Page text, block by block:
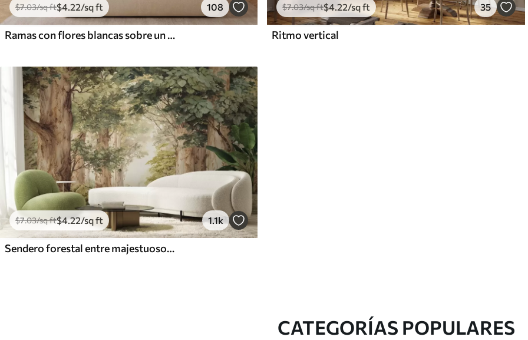
$7.03/sq ft$4 .22/sq ft 108
Ramas con flores blancas sobre un fondo beige suave.
$7.03/sq ft$4 .22/sq ft 35
Ritmo vertical
$7.03/sq ft$4.22/sq ft 1.1k
Sendero forestal entre majestuosos árboles en estilo acuarela
CATEGORÍAS POPULARES